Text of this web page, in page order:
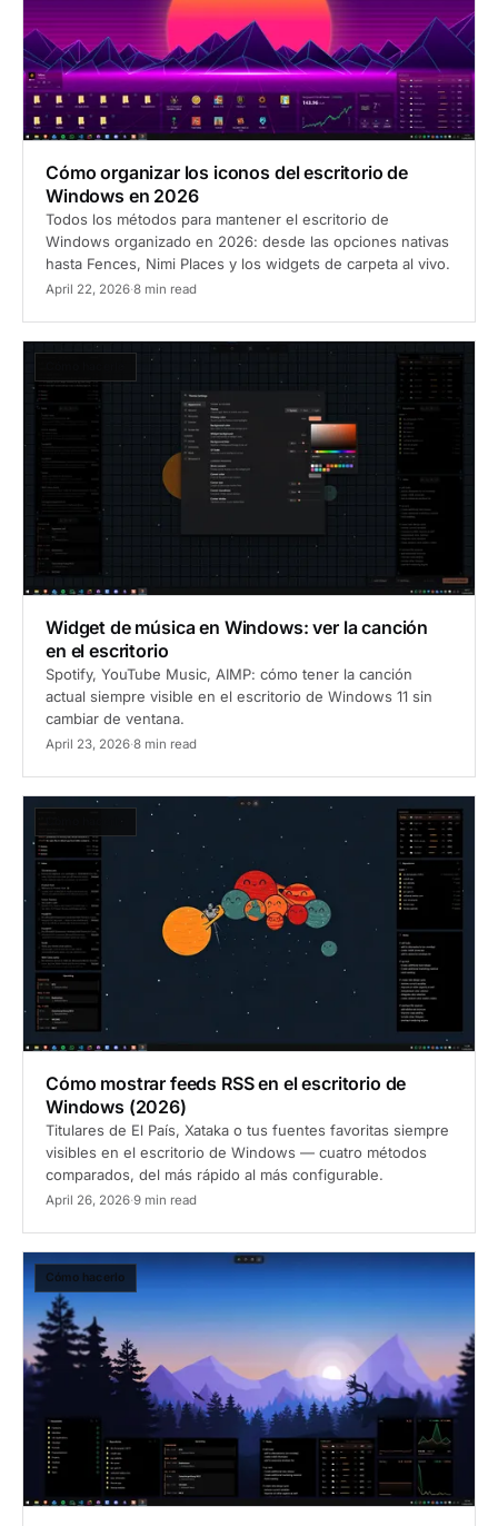
Cómo organizar los iconos del escritorio de
Windows en 2026
Todos los métodos para mantener el escritorio de
Windows organizado en 2026: desde las opciones nativas
hasta Fences, Nimi Places y los widgets de carpeta al vivo.
April 22, 2026·8 min read
Widget de música en Windows: ver la canción
en el escritorio
Spotify, YouTube Music, AIMP: cómo tener la canción
actual siempre visible en el escritorio de Windows 11 sin
cambiar de ventana.
April 23, 2026·8 min read
Cómo mostrar feeds RSS en el escritorio de
Windows (2026)
Titulares de El País, Xataka o tus fuentes favoritas siempre
visibles en el escritorio de Windows — cuatro métodos
comparados, del más rápido al más configurable.
April 26, 2026·9 min read
Cómo hacerlo